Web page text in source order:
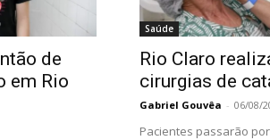
de
em Rio
Saúde
Rio Claro
cirurgias de
Gabriel Gouvêa - 06/08/
Pacientes passarão